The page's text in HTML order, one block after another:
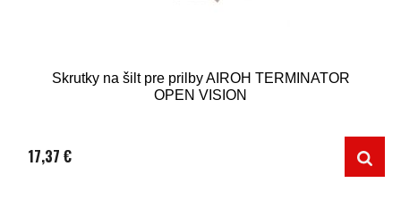
Skrutky na šilt pre prilby AIROH TERMINATOR
OPEN VISION
17,37 €